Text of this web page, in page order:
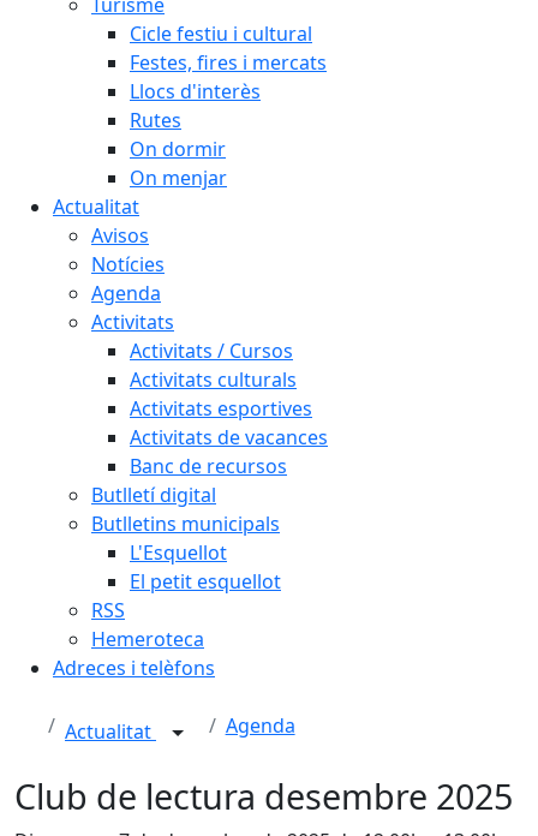
Cicle festiu i cultural
Festes, fires i mercats
Llocs d'interès
Rutes
On dormir
On menjar
Actualitat
Avisos
Notícies
Agenda
Activitats
Activitats / Cursos
Activitats culturals
Activitats esportives
Activitats de vacances
Banc de recursos
Butlletí digital
Butlletins municipals
L'Esquellot
El petit esquellot
RSS
Hemeroteca
Adreces i telèfons
Actualitat Agenda
Club de lectura desembre 2025